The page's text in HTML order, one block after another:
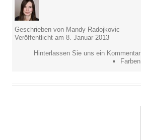
Geschrieben von Mandy Radojkovic
Veröffentlicht am 8. Januar 2013
Hinterlassen Sie uns ein Kommentar
Farben